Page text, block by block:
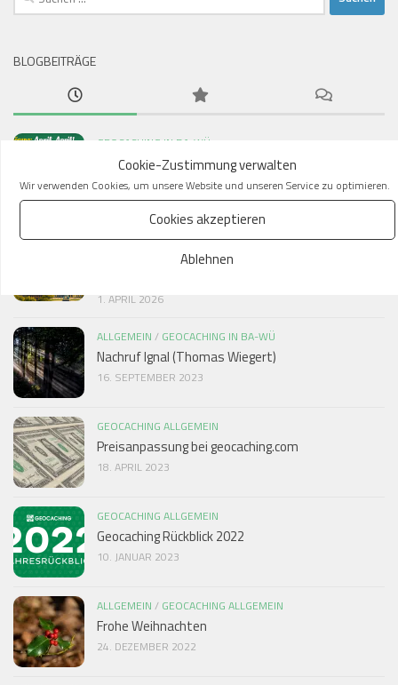
Cookie-Zustimmung verwalten
Wir verwenden Cookies, um unsere Website und unseren Service zu optimieren.
Cookies akzeptieren
Ablehnen
nach:
BLOGBEITRÄGE
GEOCACHING IN BA-WÜ
Auflösung: Natürlich bleibt das GeocachingHQ in
Seattle!
2. APRIL 2026
GEOCACHING IN BA-WÜ
GeocachingHQ zieht nach Stuttgart –
1. APRIL 2026
ALLGEMEIN / GEOCACHING IN BA-WÜ
Nachruf Ignal (Thomas Wiegert)
16. SEPTEMBER 2023
GEOCACHING ALLGEMEIN
Preisanpassung bei geocaching.com
18. APRIL 2023
GEOCACHING ALLGEMEIN
Geocaching Rückblick 2022
10. JANUAR 2023
ALLGEMEIN / GEOCACHING ALLGEMEIN
Frohe Weihnachten
24. DEZEMBER 2022